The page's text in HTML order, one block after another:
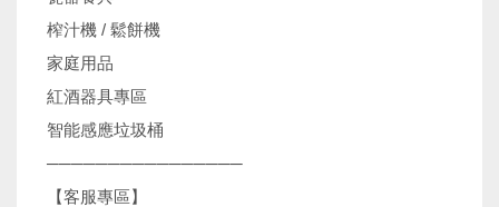
榨汁機 / 鬆餅機
家庭用品
紅酒器具專區
智能感應垃圾桶
────────────────
【客服專區】